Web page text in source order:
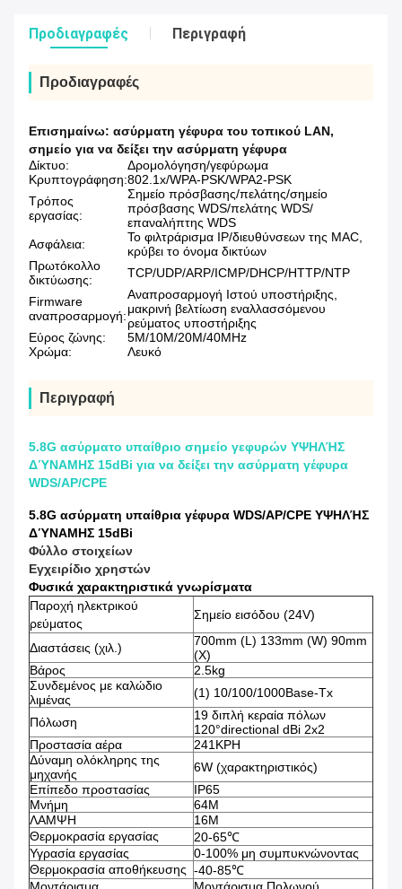
Προδιαγραφές Περιγραφή
Προδιαγραφές
Επισημαίνω: ασύρματη γέφυρα του τοπικού LAN,
σημείο για να δείξει την ασύρματη γέφυρα
Δίκτυο:
Δρομολόγηση/γεφύρωμα
Κρυπτογράφηση:802.1x/WPA-PSK/WPA2-PSK
Τρόπος
εργασίας:
Σημείο πρόσβασης/πελάτης/σημείο
πρόσβασης WDS/πελάτης WDS/
επαναλήπτης WDS
Ασφάλεια:
Το φιλτράρισμα IP/διευθύνσεων της MAC,
κρύβει το όνομα δικτύων
Πρωτόκολλο
δικτύωσης:
TCP/UDP/ARP/ICMP/DHCP/HTTP/NTP
Firmware
αναπροσαρμογή:
Αναπροσαρμογή Ιστού υποστήριξης,
μακρινή βελτίωση εναλλασσόμενου
ρεύματος υποστήριξης
Εύρος ζώνης:
5M/10M/20M/40MHz
Χρώμα:
Λευκό
Περιγραφή
5.8G ασύρματο υπαίθριο σημείο γεφυρών ΥΨΗΛΉΣ
ΔΎΝΑΜΗΣ 15dBi για να δείξει την ασύρματη γέφυρα
WDS/AP/CPE
5.8G ασύρματη υπαίθρια γέφυρα WDS/AP/CPE ΥΨΗΛΉΣ
ΔΎΝΑΜΗΣ 15dBi
Φύλλο στοιχείων
Εγχειρίδιο χρηστών
Φυσικά χαρακτηριστικά γνωρίσματα
Παροχή ηλεκτρικού
ρεύματος
Σημείο εισόδου (24V)
Διαστάσεις (χιλ.)
700mm (L) 133mm (W) 90mm
(Χ)
Βάρος
2.5kg
Συνδεμένος με καλώδιο
λιμένας
(1) 10/100/1000Base-Tx
Πόλωση
19 διπλή κεραία πόλων
120°directional dBi 2x2
Προστασία αέρα
241KPH
Δύναμη ολόκληρης της
μηχανής
6W (χαρακτηριστικός)
Επίπεδο προστασίας
IP65
Μνήμη
64M
ΛΑΜΨΗ
16M
Θερμοκρασία εργασίας
20-65℃
Υγρασία εργασίας
0-100% μη συμπυκνώνοντας
Θερμοκρασία αποθήκευσης -40-85℃